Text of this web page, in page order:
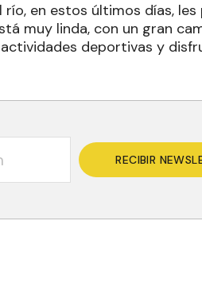
en estos últimos días,
muy linda, con un gran
deportivas y
RECIBIR